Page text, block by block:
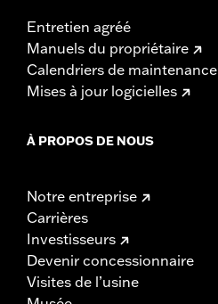
Entretien agréé
Manuels du propriétaire
Calendriers de maintenance
Mises à jour logicielles
À PROPOS DE NOUS
Notre entreprise
Carrières
Investisseurs
Devenir concessionnaire
Visites de l’usine